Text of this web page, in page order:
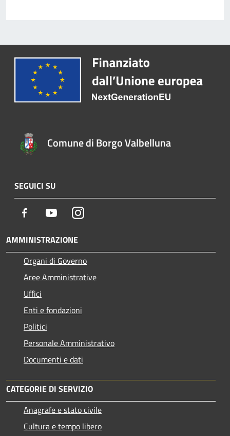
Comune di Borgo Valbelluna
SEGUICI SU
Facebook YoutubeInstagram
AMMINISTRAZIONE
Organi di Governo
Aree Amministrative
Uffici
Enti e fondazioni
Politici
Personale Amministrativo
Documenti e dati
CATEGORIE DI SERVIZIO
Anagrafe e stato civile
Cultura e tempo libero